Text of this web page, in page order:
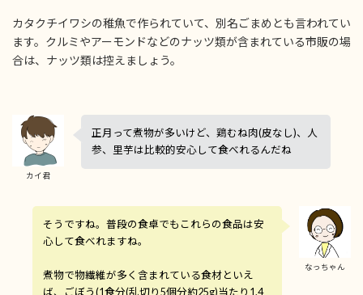
カタクチイワシの稚魚で作られていて、別名ごまめとも言われてい
ます。クルミやアーモンドなどのナッツ類が含まれている市販の場
合は、ナッツ類は控えましょう。
カイ君
正月って煮物が多いけど、鶏むね肉(皮なし)、人
参、里芋は比較的安心して食べれるんだね
なっちゃん
そうですね。普段の食卓でもこれらの食品は安
心して食べれますね。
煮物で物繊維が多く含まれている食材といえ
ば、ごぼう(1食分(乱切り5個分約25g)当たり1.4